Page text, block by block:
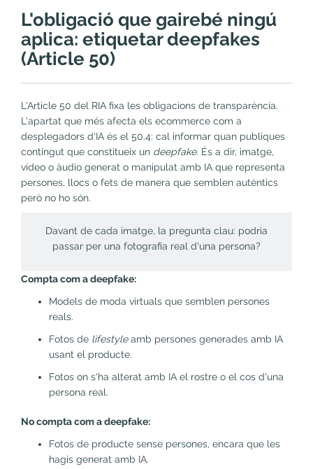
L'obligació que gairebé ningú
aplica: etiquetar deepfakes
(Article 50)
L'Article 50 del RIA fixa les obligacions de transparència.
L'apartat que més afecta els ecommerce com a
desplegadors d'IA és el 50.4: cal informar quan publiques
contingut que constitueix un deepfake. És a dir, imatge,
vídeo o àudio generat o manipulat amb IA que representa
persones, llocs o fets de manera que semblen autèntics
però no ho són.
Davant de cada imatge, la pregunta clau: podria
passar per una fotografia real d'una persona?
Compta com a deepfake:
Models de moda virtuals que semblen persones
reals.
Fotos de lifestyleamb persones generades amb IA
usant el producte.
Fotos on s'ha alterat amb IA el rostre o el cos d'una
persona real.
No compta com a deepfake:
Fotos de producte sense persones, encara que les
hagis generat amb IA.